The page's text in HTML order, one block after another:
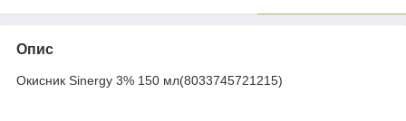
Опис
Окисник Sinergy 3% 150 мл(8033745721215)